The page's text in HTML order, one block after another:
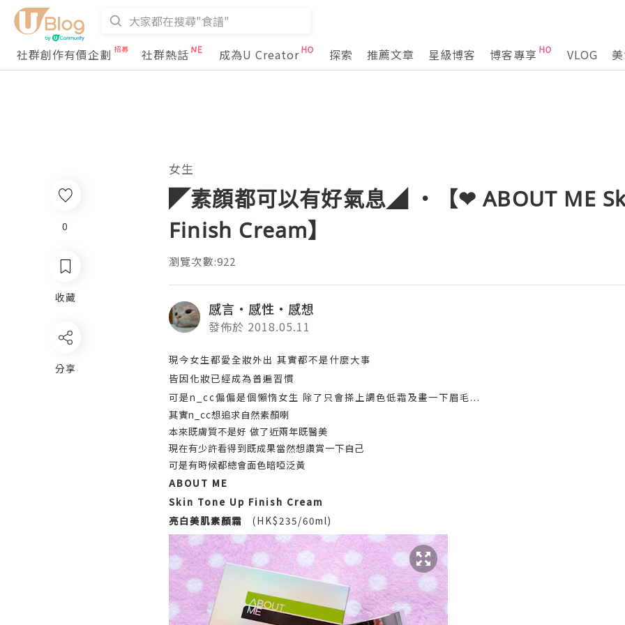
社群創作有價企劃 社群熱話 成為U Creator 探索 推薦文章 星級博客 博客專享 VLOG
0
收藏
分享
女生
◤素顔都可以有好氣息◢ ‧【❤ ABOUT ME
Finish Cream】
瀏覽次數:922
感言‧感性‧感想
發佈於 2018.05.11
現今女生都愛全妝外出 其實都不是什麼大事
皆因化妝已經成為普遍習慣
可是n_cc偏偏是個懶惰女生 除了只會搽上調色低霜及畫一下眉毛...
其實n_cc想追求自然素顏喇
本來既膚質不是好 做了近兩年既醫美
現在有少許看得到既成果當然想讚賞一下自己
可是有時候都總會面色暗啞泛黃
ABOUT ME
Skin Tone Up Finish Cream
亮白美肌素顏霜 (HK$235/60ml)